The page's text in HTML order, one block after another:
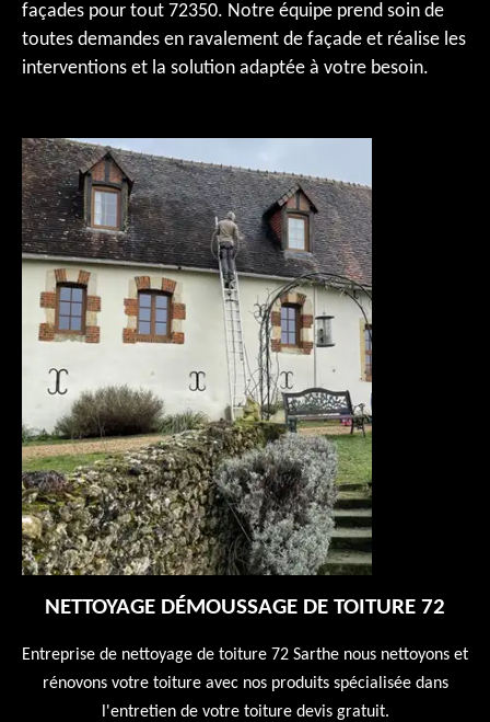
façades pour tout 72350. Notre équipe prend soin de
toutes demandes en ravalement de façade et réalise les
interventions et la solution adaptée à votre besoin.
NETTOYAGE DÉMOUSSAGE DE TOITURE 72
Entreprise de nettoyage de toiture 72 Sarthe nous nettoyons et
rénovons votre toiture avec nos produits spécialisée dans
l'entretien de votre toiture devis gratuit.